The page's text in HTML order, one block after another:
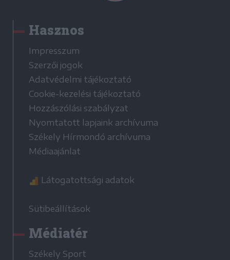
Hasznos
Impresszum
Szerzői jogok
Adatvédelmi tájékoztató
Cookie-kezelési tájékoztató
Hozzászólási szabályzat
Nyomtatott lapjaink archívuma
Székely Hírmondó archívuma
Médiaajánlat
Látogatottsági adatok
Sütibeállítások
Médiatér
Székely Sport